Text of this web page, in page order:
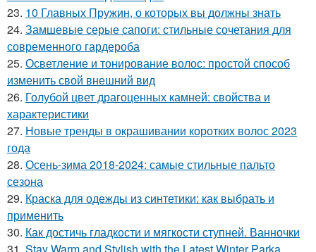
23. 10 Главных Пружин, о которых вы должны знать
24. Замшевые серые сапоги: стильные сочетания для
современного гардероба
25. Осветление и тонирование волос: простой способ
изменить свой внешний вид
26. Голубой цвет драгоценных камней: свойства и
характеристики
27. Новые тренды в окрашивании коротких волос 2023
года
28. Осень-зима 2018-2024: самые стильные пальто
сезона
29. Краска для одежды из синтетики: как выбрать и
применить
30. Как достичь гладкости и мягкости ступней. Ванночки
31. Stay Warm and Stylish with the Latest Winter Parka